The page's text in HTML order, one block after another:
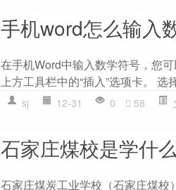
手机word怎么输入
在手机Word中输入数学符号，您
上方工具栏中的“插入”选项卡。 选
sj 12-31 0 58
石家庄煤校是学什
石家庄煤炭工业学校（石家庄煤